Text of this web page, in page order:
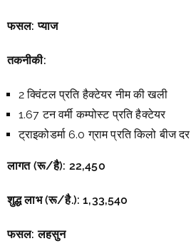
फसल: प्याज
तकनीकी:
2 क्विंटल प्रति हैक्टेयर नीम की खली
1.67 टन वर्मी कम्पोस्ट प्रति हैक्टेयर
ट्राइकोडर्मा 6.0 ग्राम प्रति किलो बीज दर
लागत (रू/है): 22,450
शुद्ध लाभ (रू/है.):1,33,540
फसल: लहसुन